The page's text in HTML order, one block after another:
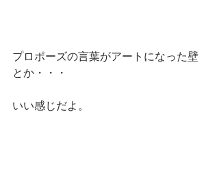
プロポーズの言葉がアートになった壁
とか・・・
いい感じだよ。